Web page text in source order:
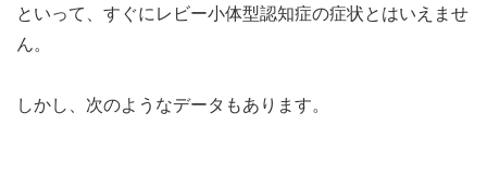
といって、すぐにレビー小体型認知症の症状とはいえませ
ん。
しかし、次のようなデータもあります。